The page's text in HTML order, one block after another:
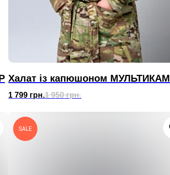
Халат із капюшоном МУЛЬТИКАМ
1 799 грн.1 950 грн.
SALE